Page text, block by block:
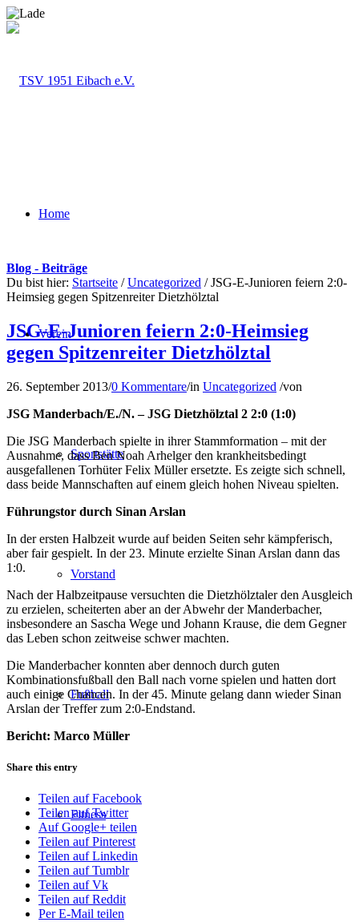
Home
Verein
Sportstätte
Vorstand
Fußball
Fitness
Blog - Beiträge
Du bist hier: Startseite / Uncategorized / JSG-E-Junioren feiern 2:0-
Heimsieg gegen Spitzenreiter Dietzhölztal
JSG-E-Junioren feiern 2:0-Heimsieg
gegen Spitzenreiter Dietzhölztal
26. September 2013/0 Kommentare/in Uncategorized /von
JSG Manderbach/E./N. – JSG Dietzhölztal 2 2:0 (1:0)
Die JSG Manderbach spielte in ihrer Stammformation – mit der
Ausnahme, dass Ben Noah Arhelger den krankheitsbedingt
ausgefallenen Torhüter Felix Müller ersetzte. Es zeigte sich schnell,
dass beide Mannschaften auf einem gleich hohen Niveau spielten.
Führungstor durch Sinan Arslan
In der ersten Halbzeit wurde auf beiden Seiten sehr kämpferisch,
aber fair gespielt. In der 23. Minute erzielte Sinan Arslan dann das
1:0.
Nach der Halbzeitpause versuchten die Dietzhölztaler den Ausgleich
zu erzielen, scheiterten aber an der Abwehr der Manderbacher,
insbesondere an Sascha Wege und Johann Krause, die dem Gegner
das Leben schon zeitweise schwer machten.
Die Manderbacher konnten aber dennoch durch guten
Kombinationsfußball den Ball nach vorne spielen und hatten dort
auch einige Chancen. In der 45. Minute gelang dann wieder Sinan
Arslan der Treffer zum 2:0-Endstand.
Bericht: Marco Müller
Share this entry
Teilen auf Facebook
Teilen auf Twitter
Auf Google+ teilen
Teilen auf Pinterest
Teilen auf Linkedin
Teilen auf Tumblr
Teilen auf Vk
Teilen auf Reddit
Per E-Mail teilen